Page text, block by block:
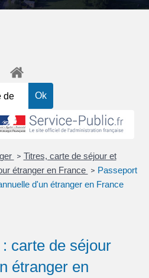
> Titres, carte de séjour et
étranger en France > Passeport
d'un étranger en France
carte de séjour
étranger en